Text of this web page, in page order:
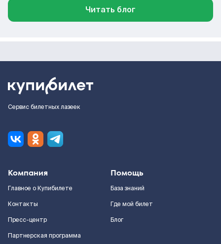
Читать блог
Сервис билетных лазеек
Компания
Главное о Купибилете
Контакты
Пресс-центр
Партнерская программа
Помощь
База знаний
Где мой билет
Блог